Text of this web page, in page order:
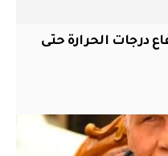
درجات الحرارة حتى